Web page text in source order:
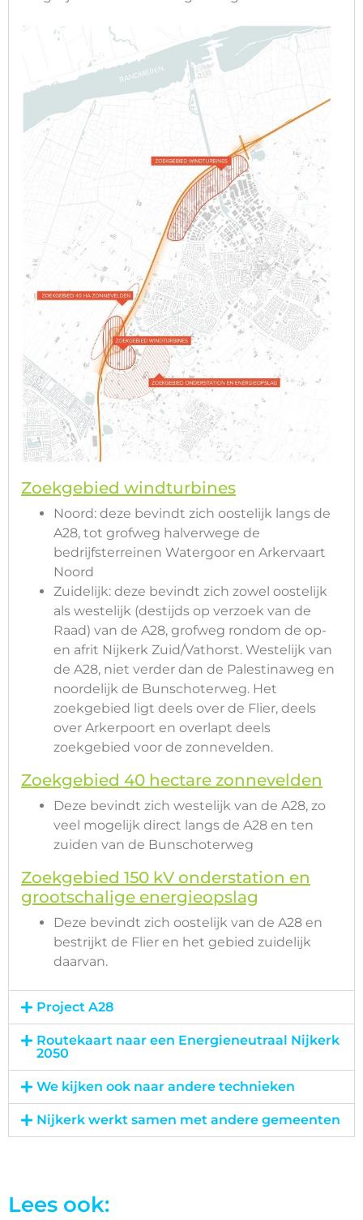
Zoekgebied windturbines
Noord: deze bevindt zich oostelijk langs de
A28, tot grofweg halverwege de
bedrijfsterreinen Watergoor en Arkervaart
Noord
Zuidelijk: deze bevindt zich zowel oostelijk
als westelijk (destijds op verzoek van de
Raad) van de A28, grofweg rondom de op-
en afrit Nijkerk Zuid/Vathorst. Westelijk van
de A28, niet verder dan de Palestinaweg en
noordelijk de Bunschoterweg. Het
zoekgebied ligt deels over de Flier, deels
over Arkerpoort en overlapt deels
zoekgebied voor de zonnevelden.
Zoekgebied 40 hectare zonnevelden
Deze bevindt zich westelijk van de A28, zo
veel mogelijk direct langs de A28 en ten
zuiden van de Bunschoterweg
Zoekgebied 150 kV onderstation en
grootschalige energieopslag
Deze bevindt zich oostelijk van de A28 en
bestrijkt de Flier en het gebied zuidelijk
daarvan.
Project A28
Routekaart naar een Energieneutraal Nijkerk
2050
We kijken ook naar andere technieken
Nijkerk werkt samen met andere gemeenten
Lees ook: